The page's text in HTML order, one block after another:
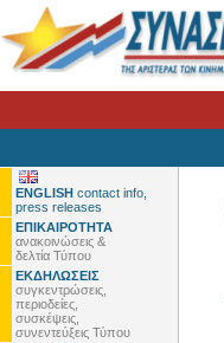
ENGLISH contact info,
press releases
ΕΠΙΚΑΙΡΟΤΗΤΑ
ανακοινώσεις &
δελτία Τύπου
ΕΚΔΗΛΩΣΕΙΣ
συγκεντρώσεις,
περιοδείες,
συσκέψεις,
συνεντεύξεις Τύπου